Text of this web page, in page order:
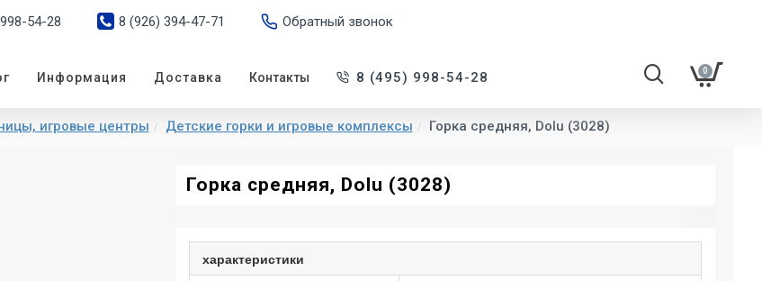
54-28 8 (926) 394-47-71 Обратный звонок
Информация Доставка Контакты 8 (495) 998-54-28 0
игровые центры Детские горки и игровые комплексы Горка средняя, Dolu (3028)
Горка средняя, Dolu (3028)
характеристики